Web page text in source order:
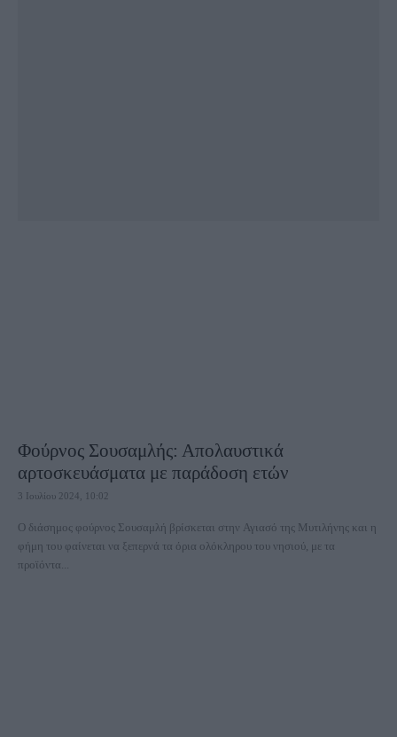
Φούρνος Σουσαμλής: Απολαυστικά
αρτοσκευάσματα με παράδοση ετών
3 Ιουλίου 2024, 10:02
Ο διάσημος φούρνος Σουσαμλή βρίσκεται στην Αγιασό της Μυτιλήνης και η
φήμη του φαίνεται να ξεπερνά τα όρια ολόκληρου του νησιού, με τα
προϊόντα...